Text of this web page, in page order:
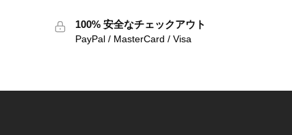
100% 安全なチェックアウト
PayPal / MasterCard / Visa